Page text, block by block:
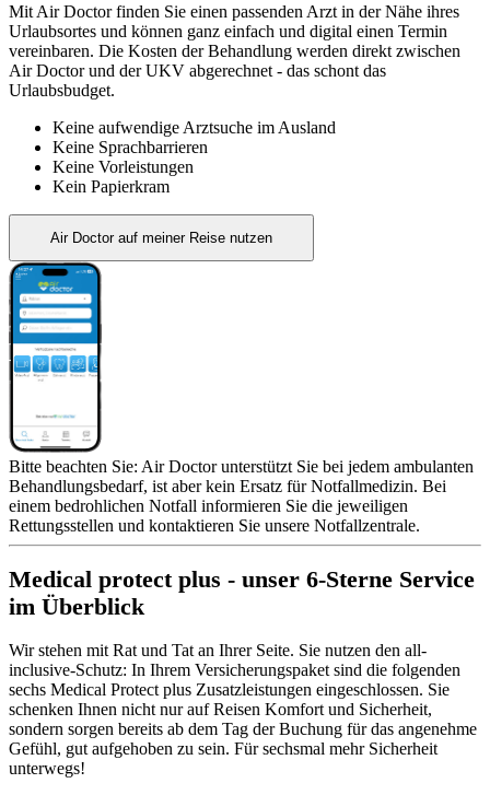
Mit Air Doctor finden Sie einen passenden Arzt in der Nähe ihres
Urlaubsortes und können ganz einfach und digital einen Termin
vereinbaren. Die Kosten der Behandlung werden direkt zwischen
Air Doctor und der UKV abgerechnet - das schont das
Urlaubsbudget.
Keine aufwendige Arztsuche im Ausland
Keine Sprachbarrieren
Keine Vorleistungen
Kein Papierkram
Air Doctor auf meiner Reise nutzen
Bitte beachten Sie: Air Doctor unterstützt Sie bei jedem ambulanten
Behandlungsbedarf, ist aber kein Ersatz für Notfallmedizin. Bei
einem bedrohlichen Notfall informieren Sie die jeweiligen
Rettungsstellen und kontaktieren Sie unsere Notfallzentrale.
Medical protect plus - unser 6-Sterne Service
im Überblick
Wir stehen mit Rat und Tat an Ihrer Seite. Sie nutzen den all-
inclusive-Schutz: In Ihrem Versicherungspaket sind die folgenden
sechs Medical Protect plus Zusatzleistungen eingeschlossen. Sie
schenken Ihnen nicht nur auf Reisen Komfort und Sicherheit,
sondern sorgen bereits ab dem Tag der Buchung für das angenehme
Gefühl, gut aufgehoben zu sein. Für sechsmal mehr Sicherheit
unterwegs!